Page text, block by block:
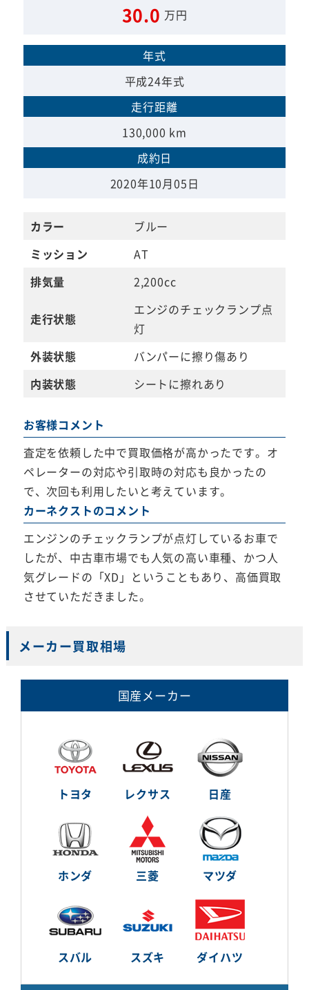
30.0 万円
年式
平成24年式
走行距離
130,000 km
成約日
2020年10月05日
カラー
ブルー
ミッション
AT
排気量
2,200cc
走行状態
エンジのチェックランプ点
灯
外装状態
バンパーに擦り傷あり
内装状態
シートに擦れあり
お客様コメント
査定を依頼した中で買取価格が高かったです。オ
ペレーターの対応や引取時の対応も良かったの
で、次回も利用したいと考えています。
カーネクストのコメント
エンジンのチェックランプが点灯しているお車で
したが、中古車市場でも人気の高い車種、かつ人
気グレードの「XD」ということもあり、高価買取
させていただきました。
メーカー買取相場
国産メーカー
トヨタ レクサス 日産
ホンダ 三菱 マツダ
スバル スズキ ダイハツ